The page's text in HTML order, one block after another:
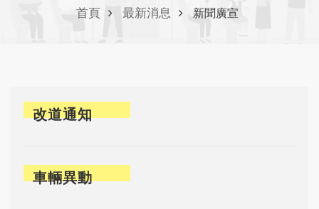
首頁 最新消息 新聞廣宣
改道通知
車輛異動